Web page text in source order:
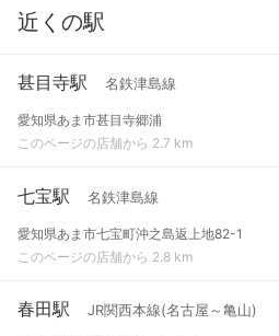
近くの駅
甚目寺駅 名鉄津島線
愛知県あま市甚目寺郷浦
このページの店舗から 2.7 km
七宝駅 名鉄津島線
愛知県あま市七宝町沖之島返上地82-1
このページの店舗から 2.8 km
春田駅 JR関西本線(名古屋～亀山)